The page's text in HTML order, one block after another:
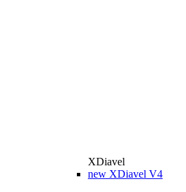
XDiavel
new XDiavel V4